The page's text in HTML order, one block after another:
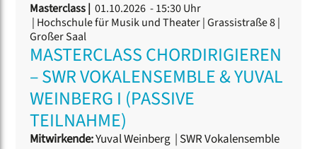
Masterclass | 01.10.2026 - 15:30 Uhr
| Hochschule für Musik und Theater | Grassistraße 8 |
Großer Saal
MASTERCLASS CHORDIRIGIEREN
– SWR VOKALENSEMBLE & YUVAL
WEINBERG I (PASSIVE
TEILNAHME)
Mitwirkende:Yuval Weinberg | SWR Vokalensemble